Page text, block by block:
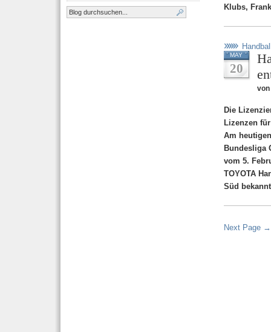
Klubs,
MAY
20
von
Die
Lizenzen
Am
Bundesliga
vom 5.
TOYOTA
Süd
Next Page →